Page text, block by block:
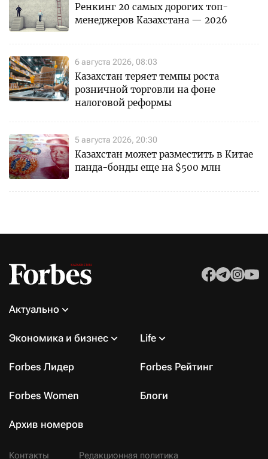
Ренкинг 20 самых дорогих топ-
менеджеров Казахстана — 2026
6 августа 2026, 08:03
Казахстан теряет темпы роста
розничной торговли на фоне
налоговой реформы
5 августа 2026, 20:30
Казахстан может разместить в Китае
панда-бонды еще на $500 млн
Актуально
Экономика и бизнес Life
Forbes Лидер Forbes Рейтинг
Forbes Women Блоги
Архив номеров
Контакты Редакционная политика